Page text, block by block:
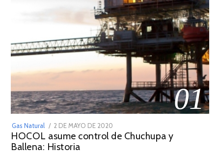
01
Gas Natural
POSTED
ON
2 DE MAYO DE 2020
DE
HOCOL asume control de Chuchupa y
Ballena: Historia